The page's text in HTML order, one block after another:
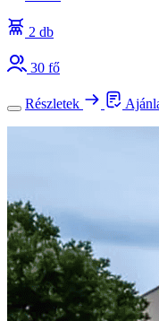
2 db
30 fő
Részletek